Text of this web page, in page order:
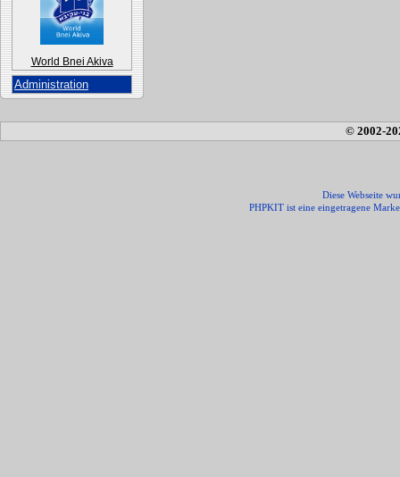
World Bnei Akiva
Administration
© 2002-
Diese Webseite
PHPKIT ist eine eingetragene